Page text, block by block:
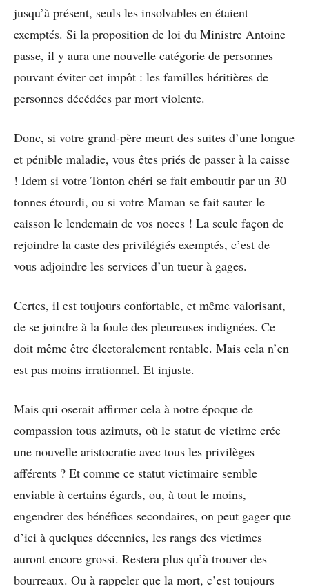
jusqu’à présent, seuls les insolvables en étaient
exemptés. Si la proposition de loi du Ministre Antoine
passe, il y aura une nouvelle catégorie de personnes
pouvant éviter cet impôt : les familles héritières de
personnes décédées par mort violente.
Donc, si votre grand-père meurt des suites d’une longue
et pénible maladie, vous êtes priés de passer à la caisse
! Idem si votre Tonton chéri se fait emboutir par un 30
tonnes étourdi, ou si votre Maman se fait sauter le
caisson le lendemain de vos noces ! La seule façon de
rejoindre la caste des privilégiés exemptés, c’est de
vous adjoindre les services d’un tueur à gages.
Certes, il est toujours confortable, et même valorisant,
de se joindre à la foule des pleureuses indignées. Ce
doit même être électoralement rentable. Mais cela n’en
est pas moins irrationnel. Et injuste.
Mais qui oserait affirmer cela à notre époque de
compassion tous azimuts, où le statut de victime crée
une nouvelle aristocratie avec tous les privilèges
afférents ? Et comme ce statut victimaire semble
enviable à certains égards, ou, à tout le moins,
engendrer des bénéfices secondaires, on peut gager que
d’ici à quelques décennies, les rangs des victimes
auront encore grossi. Restera plus qu’à trouver des
bourreaux. Ou à rappeler que la mort, c’est toujours